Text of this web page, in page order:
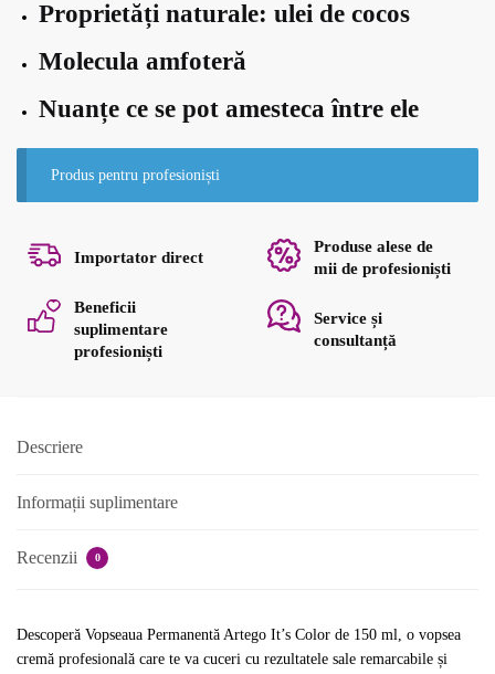
Proprietăți naturale: ulei de cocos
Molecula amfoteră
Nuanțe ce se pot amesteca între ele
Produs pentru profesioniști
Importator direct
Produse alese de
mii de profesioniști
Beneficii
suplimentare
profesioniști
Service și
consultanță
Descriere
Informații suplimentare
Recenzii 0
Descoperă Vopseaua Permanentă Artego It’s Color de 150 ml, o vopsea
cremă profesională care te va cuceri cu rezultatele sale remarcabile și